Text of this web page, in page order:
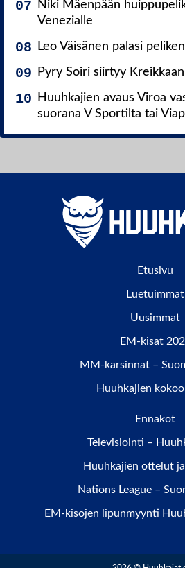
Niki Mäenpään
Venezialle
Leo Väisänen palasi
Pyry Soiri siirtyy Kreikkaan
Huuhkajien avaus Viroa
suorana V Sportilta tai
Etusivu
Luetuimmat
Uusimmat
EM-kisat
MM-karsinnat –
Huuhkajien
Ennakot
Televisiointi –
Huuhkajien ottelut
Nations League –
EM-kisojen lipunmyynti